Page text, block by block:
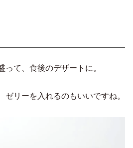
って、食後のデザートに。
ゼリーを入れるのもいいですね。